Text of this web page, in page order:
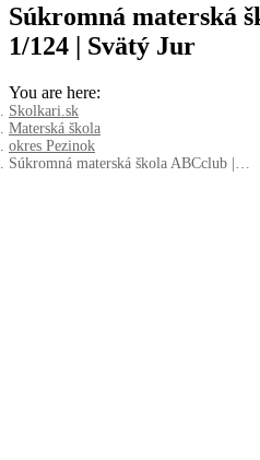
Súkromná materská
1/124 | Svätý Jur
You are here:
Skolkari.sk
Materská škola
okres Pezinok
Súkromná materská škola ABCclub |…